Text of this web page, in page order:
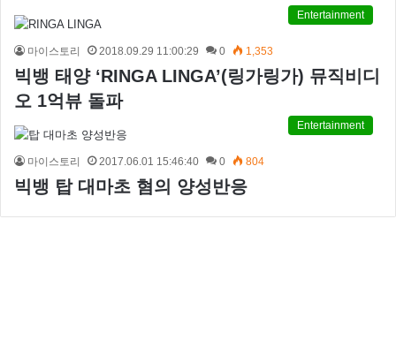
Entertainment
마이스토리 2018.09.29 11:00:29 0 1,353
빅뱅 태양 ‘RINGA LINGA’(링가링가) 뮤직비디
오 1억뷰 돌파
Entertainment
마이스토리 2017.06.01 15:46:40 0 804
빅뱅 탑 대마초 혐의 양성반응